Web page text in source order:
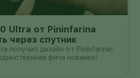
Ultra от Pininfarina
через спутник
получил дизайн от Pininfarina!
фича новинки!